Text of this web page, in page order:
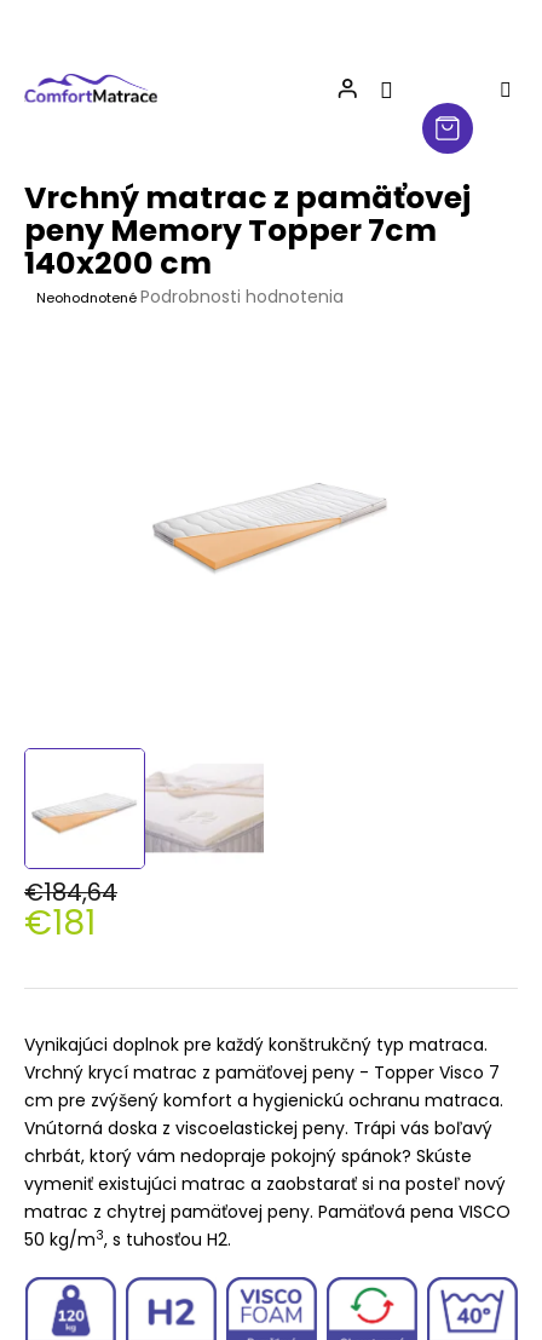
Vrchný matrac z pamäťovej
peny Memory Topper 7cm
140x200 cm
Priemerné
NeohodnotenéPodrobnosti hodnotenia
€184,64
€181
cena:
Vynikajúci doplnok pre každý konštrukčný typ matraca.
Vrchný krycí matrac z pamäťovej peny - Topper Visco 7
cm pre zvýšený komfort a hygienickú ochranu matraca.
Vnútorná doska z viscoelastickej peny. Trápi vás boľavý
chrbát, ktorý vám nedopraje pokojný spánok? Skúste
vymeniť existujúci matrac a zaobstarať si na posteľ nový
matrac z chytrej pamäťovej peny. Pamäťová pena VISCO
50 kg/m3, s tuhosťou H2.